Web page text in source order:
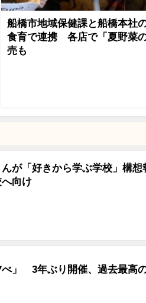
船橋市地域保健課と船橋本社
食育で連携 各店で「夏野菜
売も
が「好きから学ぶ学校」構
向け
」 3年ぶり開催、過去最高